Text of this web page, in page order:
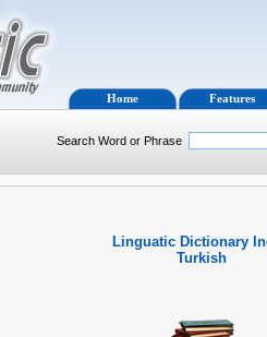
Home Features
Search Word or Phrase
Linguatic Dictionary
Turkish